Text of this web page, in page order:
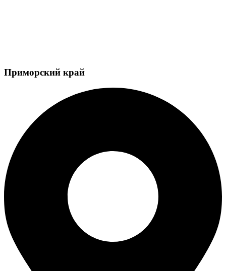
Приморский край